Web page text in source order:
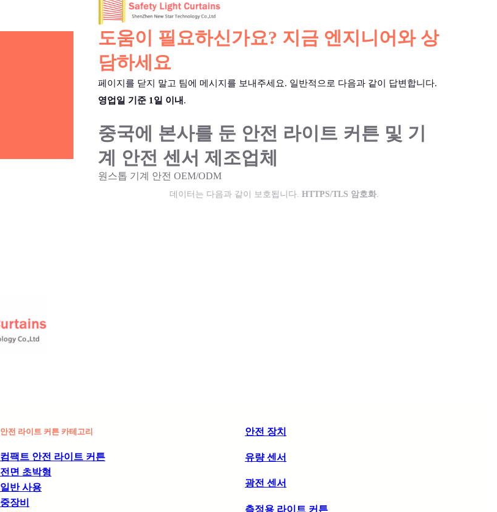
도움이 필요하신가요? 지금 엔지니어와 상
담하세요
페이지를 닫지 말고 팀에 메시지를 보내주세요. 일반적으로 다음과 같이 답변합니다.
영업일 기준 1일 이내 .
중국에 본사를 둔 안전 라이트 커튼 및 기
계 안전 센서 제조업체
원스톱 기계 안전 OEM/ODM
데이터는 다음과 같이 보호됩니다. HTTPS/TLS 암호화
안전 라이트 커튼 카테고리
컴팩트 안전 라이트 커튼
전면 초박형
일반 사용
중장비
안전 장치
유량 센서
광전 센서
측정용 라이트 커튼